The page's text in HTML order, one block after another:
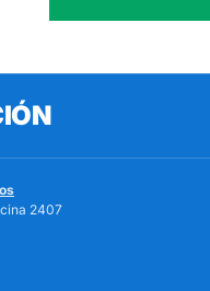
2407